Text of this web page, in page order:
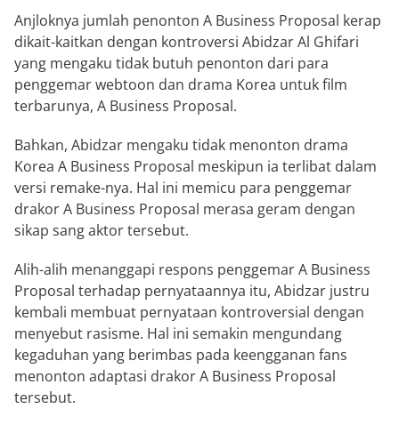
Anjloknya jumlah penonton A Business Proposal kerap
dikait-kaitkan dengan kontroversi Abidzar Al Ghifari
yang mengaku tidak butuh penonton dari para
penggemar webtoon dan drama Korea untuk film
terbarunya, A Business Proposal.
Bahkan, Abidzar mengaku tidak menonton drama
Korea A Business Proposal meskipun ia terlibat dalam
versi remake-nya. Hal ini memicu para penggemar
drakor A Business Proposal merasa geram dengan
sikap sang aktor tersebut.
Alih-alih menanggapi respons penggemar A Business
Proposal terhadap pernyataannya itu, Abidzar justru
kembali membuat pernyataan kontroversial dengan
menyebut rasisme. Hal ini semakin mengundang
kegaduhan yang berimbas pada keengganan fans
menonton adaptasi drakor A Business Proposal
tersebut.